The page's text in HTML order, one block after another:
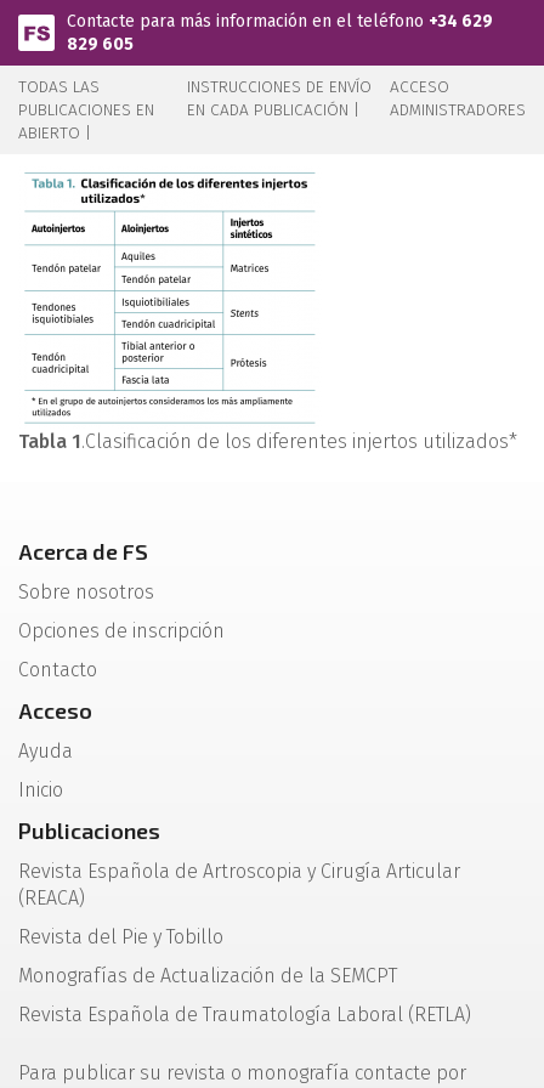
Pasar al contenido principal
Contacte para más información en el teléfono +34 629
829 605
TODAS LAS
PUBLICACIONES EN
ABIERTO |
INSTRUCCIONES DE ENVÍO
EN CADA PUBLICACIÓN |
ACCESO
ADMINISTRADORES
Tabla 1.Clasificación de los diferentes injertos utilizados*
Acerca de FS
Sobre nosotros
Opciones de inscripción
Contacto
Acceso
Ayuda
Inicio
Publicaciones
Revista Española de Artroscopia y Cirugía Articular
(REACA)
Revista del Pie y Tobillo
Monografías de Actualización de la SEMCPT
Revista Española de Traumatología Laboral (RETLA)
Para publicar su revista o monografía contacte por